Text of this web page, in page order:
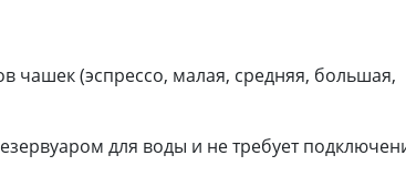
чашек (эспрессо, малая, средняя, большая,
для воды и не требует